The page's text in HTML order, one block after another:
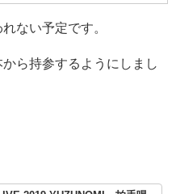
ない予定です。
ら持参するようにしまし